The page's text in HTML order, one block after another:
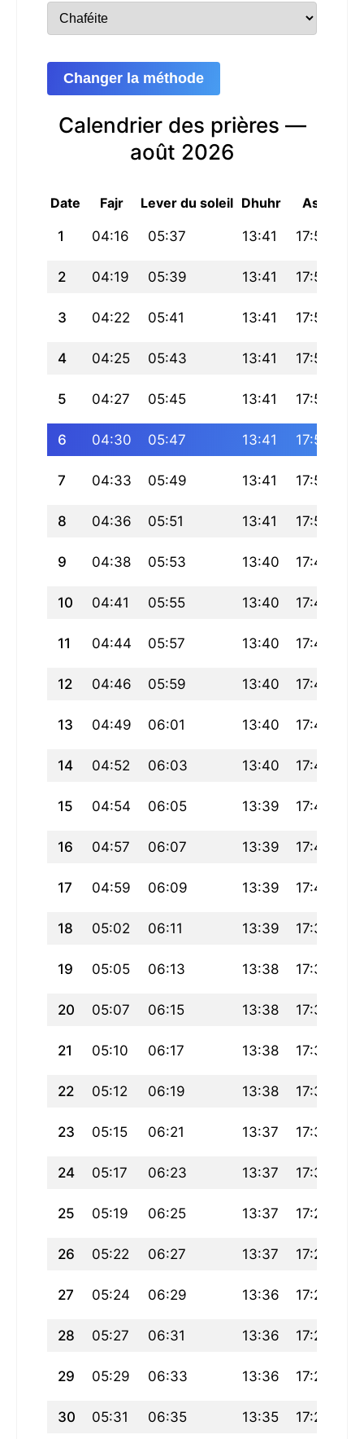
Changer la méthode
Calendrier des prières —
août 2026
Date Fajr Lever du soleil Dhuhr Asr
1 04:16 05:37 13:41 17:57
2 04:19 05:39 13:41 17:56
3 04:22 05:41 13:41 17:56
4 04:25 05:43 13:41 17:55
5 04:27 05:45 13:41 17:54
6 04:30 05:47 13:41 17:53
7 04:33 05:49 13:41 17:52
8 04:36 05:51 13:41 17:50
9 04:38 05:53 13:40 17:49
10 04:41 05:55 13:40 17:48
11 04:44 05:57 13:40 17:47
12 04:46 05:59 13:40 17:46
13 04:49 06:01 13:40 17:45
14 04:52 06:03 13:40 17:44
15 04:54 06:05 13:39 17:42
16 04:57 06:07 13:39 17:41
17 04:59 06:09 13:39 17:40
18 05:02 06:11 13:39 17:38
19 05:05 06:13 13:38 17:37
20 05:07 06:15 13:38 17:36
21 05:10 06:17 13:38 17:34
22 05:12 06:19 13:38 17:33
23 05:15 06:21 13:37 17:31
24 05:17 06:23 13:37 17:30
25 05:19 06:25 13:37 17:28
26 05:22 06:27 13:37 17:27
27 05:24 06:29 13:36 17:25
28 05:27 06:31 13:36 17:24
29 05:29 06:33 13:36 17:22
30 05:31 06:35 13:35 17:21